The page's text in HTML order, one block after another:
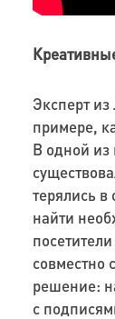
Эксперт
примере,
В одной из
терялись
найти
совместно
решение:
с